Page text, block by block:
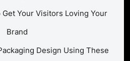
Get Your Visitors Loving Your
Brand
Design Using These